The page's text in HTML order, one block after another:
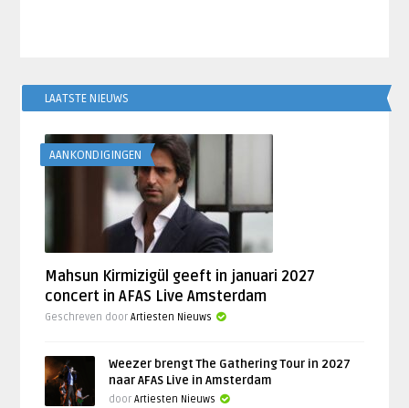
LAATSTE NIEUWS
AANKONDIGINGEN
Mahsun Kirmizigül geeft in januari 2027
concert in AFAS Live Amsterdam
Geschreven doorArtiesten Nieuws
Weezer brengt The Gathering Tour in 2027
naar AFAS Live in Amsterdam
doorArtiesten Nieuws